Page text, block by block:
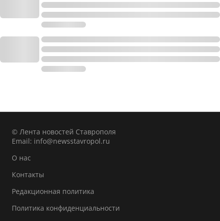
© Лента новостей Ставрополя
Email: info@newsstavropol.ru
О нас
Контакты
Редакционная политика
Политика конфиденциальности